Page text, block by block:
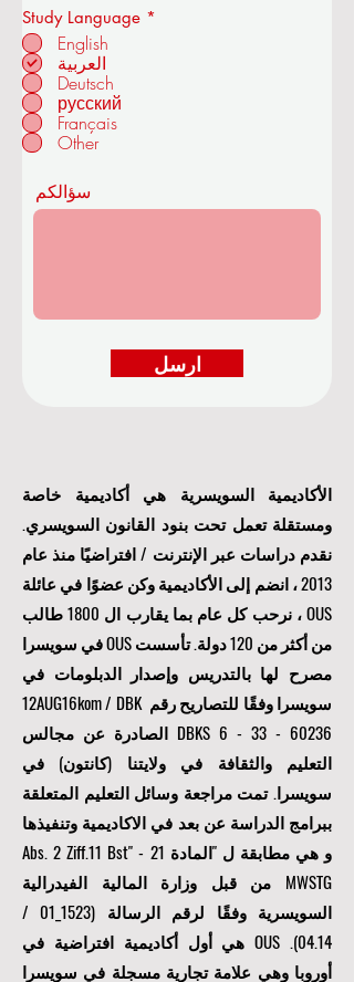
في زوريخ - سويسرا
الأكاديمية السويسرية هي أكاديمية خاصة
ومستقلة تعمل تحت بنود القانون السويسري.
نقدم دراسات عبر الإنترنت / افتراضيًا منذ عام
2013 ، انضم إلى الأكاديمية وكن عضوًا في عائلة
OUS ، نرحب كل عام بما يقارب ال 1800 طالب
من أكثر من 120 دولة. تأسست OUS في سويسرا
مصرح لها بالتدريس وإصدار الدبلومات في
سويسرا وفقًا للتصاريح رقم 12AUG16kom / DBK
DBKS 6 - 33 - 60236
الصادرة عن مجالس
التعليم والثقافة في ولايتنا (كانتون) في
سويسرا. تمت مراجعة وسائل التعليم المتعلقة
ببرامج الدراسة عن بعد في الاكاديمية وتنفيذها
و هي مطابقة ل "المادة 21 Abs. 2 Ziff.11 Bst" -
MWSTG من قبل وزارة المالية الفيدرالية
السويسرية وفقًا لرقم الرسالة (1523_01 /
04.14). OUS هي أول أكاديمية افتراضية في
أوروبا وهي علامة تجارية مسجلة في سويسرا
Study Language *
English
العربية
Deutsch
русский
Français
Other
سؤالكم
ارسل